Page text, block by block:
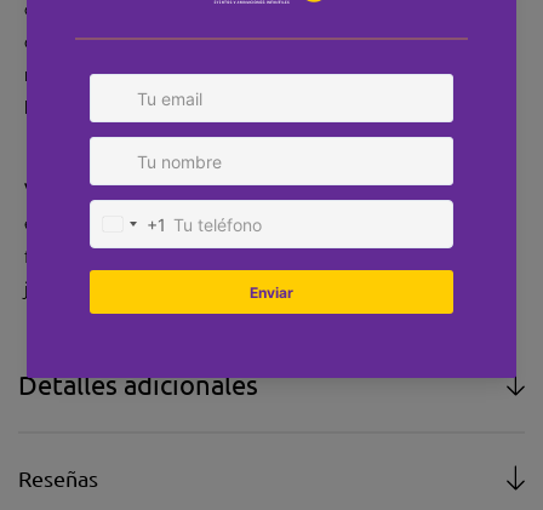
claro: que los protagonistas
disfruten de su día al máximo y que los padres puedan
relajarse sabiendo que todo está
bajo control.
Reserva ya la animación infantil para tu comunión en
Valenciay asegúrate de que
este día tan especial se recuerde por algo más que las
fotos: por las risas, la diversión y los
juegos que hicieron brillar a los niños.
Detalles adicionales
Reseñas